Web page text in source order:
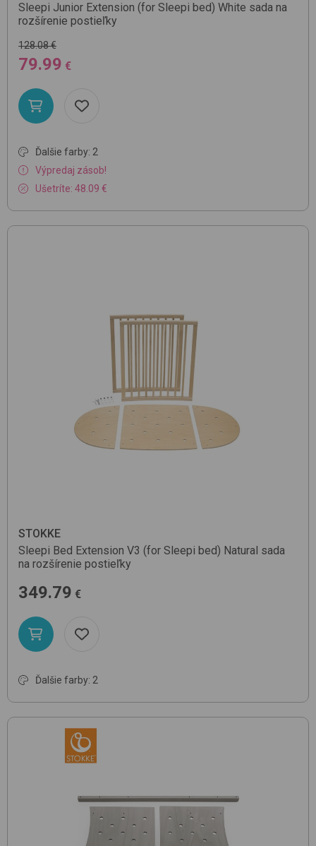
Sleepi Junior Extension (for Sleepi bed) White sada na
rozšírenie postieľky
128.08 €
79.99 €
Ďalšie farby: 2
Výpredaj zásob!
Ušetríte: 48.09 €
STOKKE
Sleepi Bed Extension V3 (for Sleepi bed) Natural sada
na rozšírenie postieľky
349.79 €
Ďalšie farby: 2